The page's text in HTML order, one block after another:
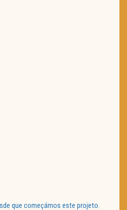
que começámos este projeto.